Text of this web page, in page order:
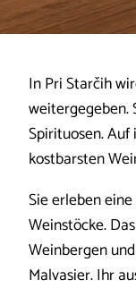
In Pri Starčih
weitergegeben.
Spirituosen.
kostbarsten
Sie erleben
Weinstöcke.
Weinbergen
Malvasier. Ihr